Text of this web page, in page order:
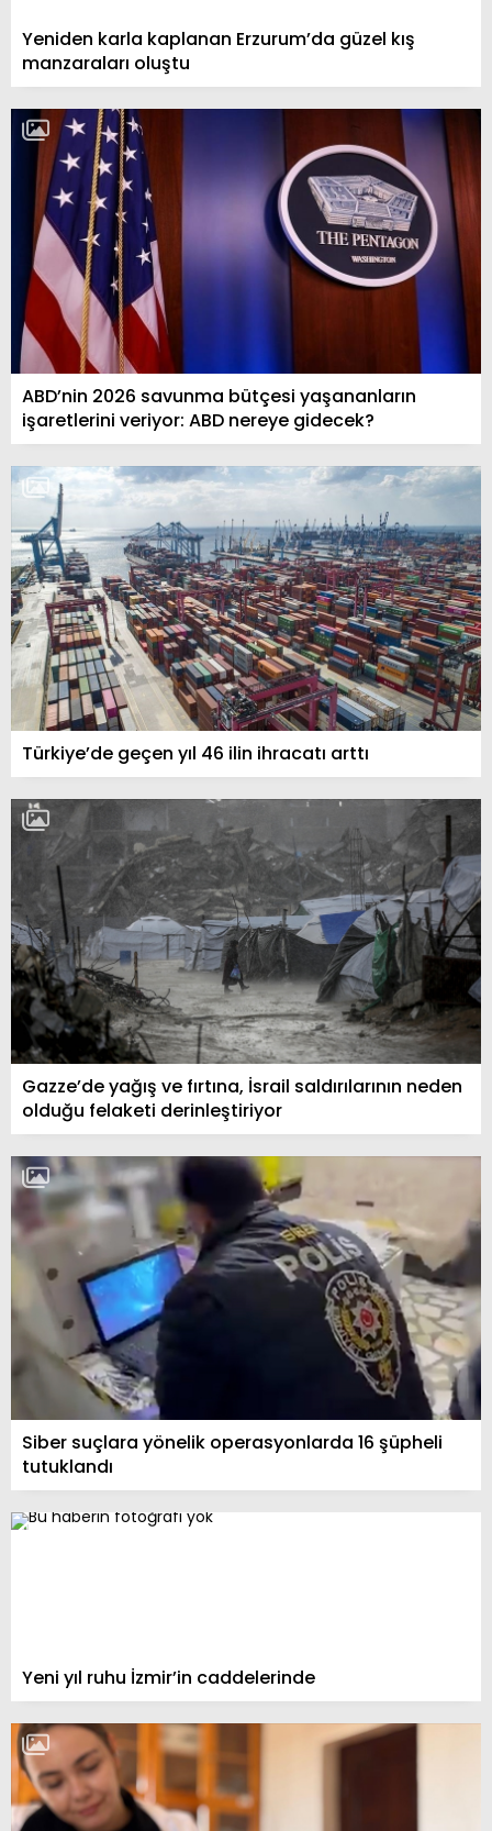
Yeniden karla kaplanan Erzurum’da güzel kış
manzaraları oluştu
ABD’nin 2026 savunma bütçesi yaşananların
işaretlerini veriyor: ABD nereye gidecek?
Türkiye’de geçen yıl 46 ilin ihracatı arttı
Gazze’de yağış ve fırtına, İsrail saldırılarının neden
olduğu felaketi derinleştiriyor
Siber suçlara yönelik operasyonlarda 16 şüpheli
tutuklandı
Yeni yıl ruhu İzmir’in caddelerinde